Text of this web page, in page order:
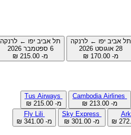
תל אביב יפו ← לרנקה
28 אוגוסט 2026
מ- ‏170.00 ‏₪
תל אביב יפו ← לרנקה
6 ספטמבר 2026
מ- ‏215.00 ‏₪
מ- ‏213.00 ‏₪
מ- ‏215.00 ‏₪
מ- ‏301.00 ‏₪
מ- ‏341.00 ‏₪